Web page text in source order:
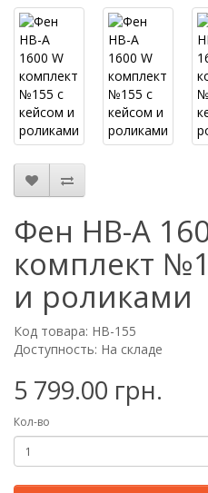
Фен HB-A
комплект
и роликами
Код товара: HB-155
Доступность: На складе
5 799.00 грн.
Кол-во